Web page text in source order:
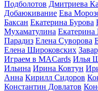
Подболотов Дмитриева
Добаюкивание Ева
Баксан Екатерина Бурова
Мухаматулина Екатерина
Парадиз Елена Суворова
Елена Широковских
Играем в MACards Илья
Ильина Ирина Ковтун
Анна Кирилл Сидоров
Константин Довлатов